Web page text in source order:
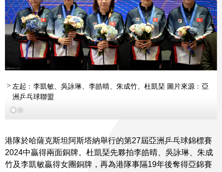
左起﹕李凱敏、吳詠琳、李皓晴、朱成竹、杜凱琹 圖片來源﹕亞
洲乒乓球聯盟
港隊於哈薩克斯坦阿斯塔納舉行的第27屆亞洲乒乓球錦標賽
2024中贏得兩面銅牌。杜凱琹先夥拍李皓晴、吳詠琳、朱成
竹及李凱敏贏得女團銅牌，再為港隊事隔19年後奪得亞錦賽